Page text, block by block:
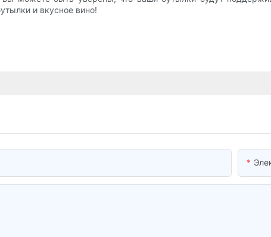
и вкусное вино!